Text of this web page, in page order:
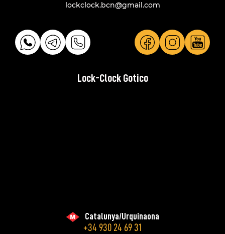
lockclock.bcn@gmail.com
Lock-Clock Gotico
Catalunya/Urquinaona
+34 930 24 69 31